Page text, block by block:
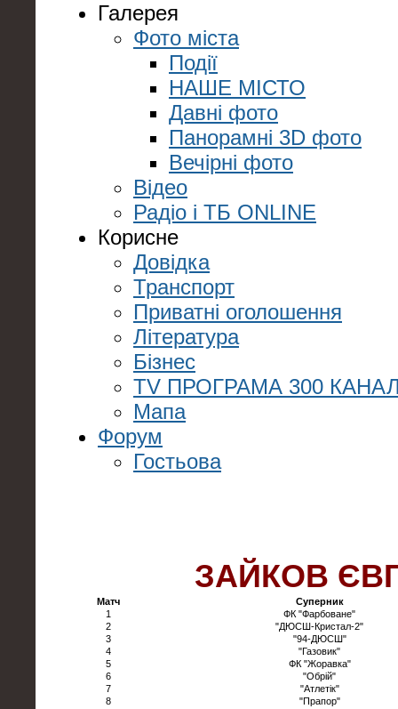
Галерея
Фото міста
Події
НАШЕ МІСТО
Давні фото
Панорамні 3D фото
Вечірні фото
Відео
Радіо і ТБ ONLINE
Корисне
Довідка
Транспорт
Приватні оголошення
Література
Бізнес
TV ПРОГРАМА 300
Мапа
Форум
Гостьова
ЗАЙКОВ
Матч
Суперник
1
ФК "Фарбоване"
2
"ДЮСШ-Кристал-2"
3
"94-ДЮСШ"
4
"Газовик"
5
ФК "Жоравка"
6
"Обрій"
7
"Атлетік"
8
"Прапор"